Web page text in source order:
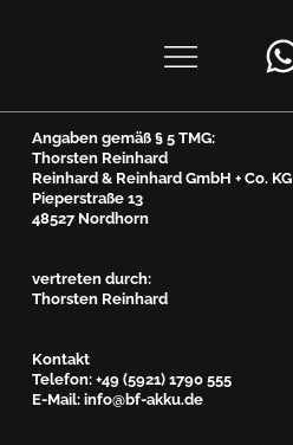
Angaben gemäß § 5 TMG:
Thorsten Reinhard
Reinhard & Reinhard GmbH + Co. KG
Pieperstraße 13
48527 Nordhorn
vertreten durch:
Thorsten Reinhard
Kontakt
Telefon: +49 (5921) 1790 555
E-Mail: info@bf-akku.de